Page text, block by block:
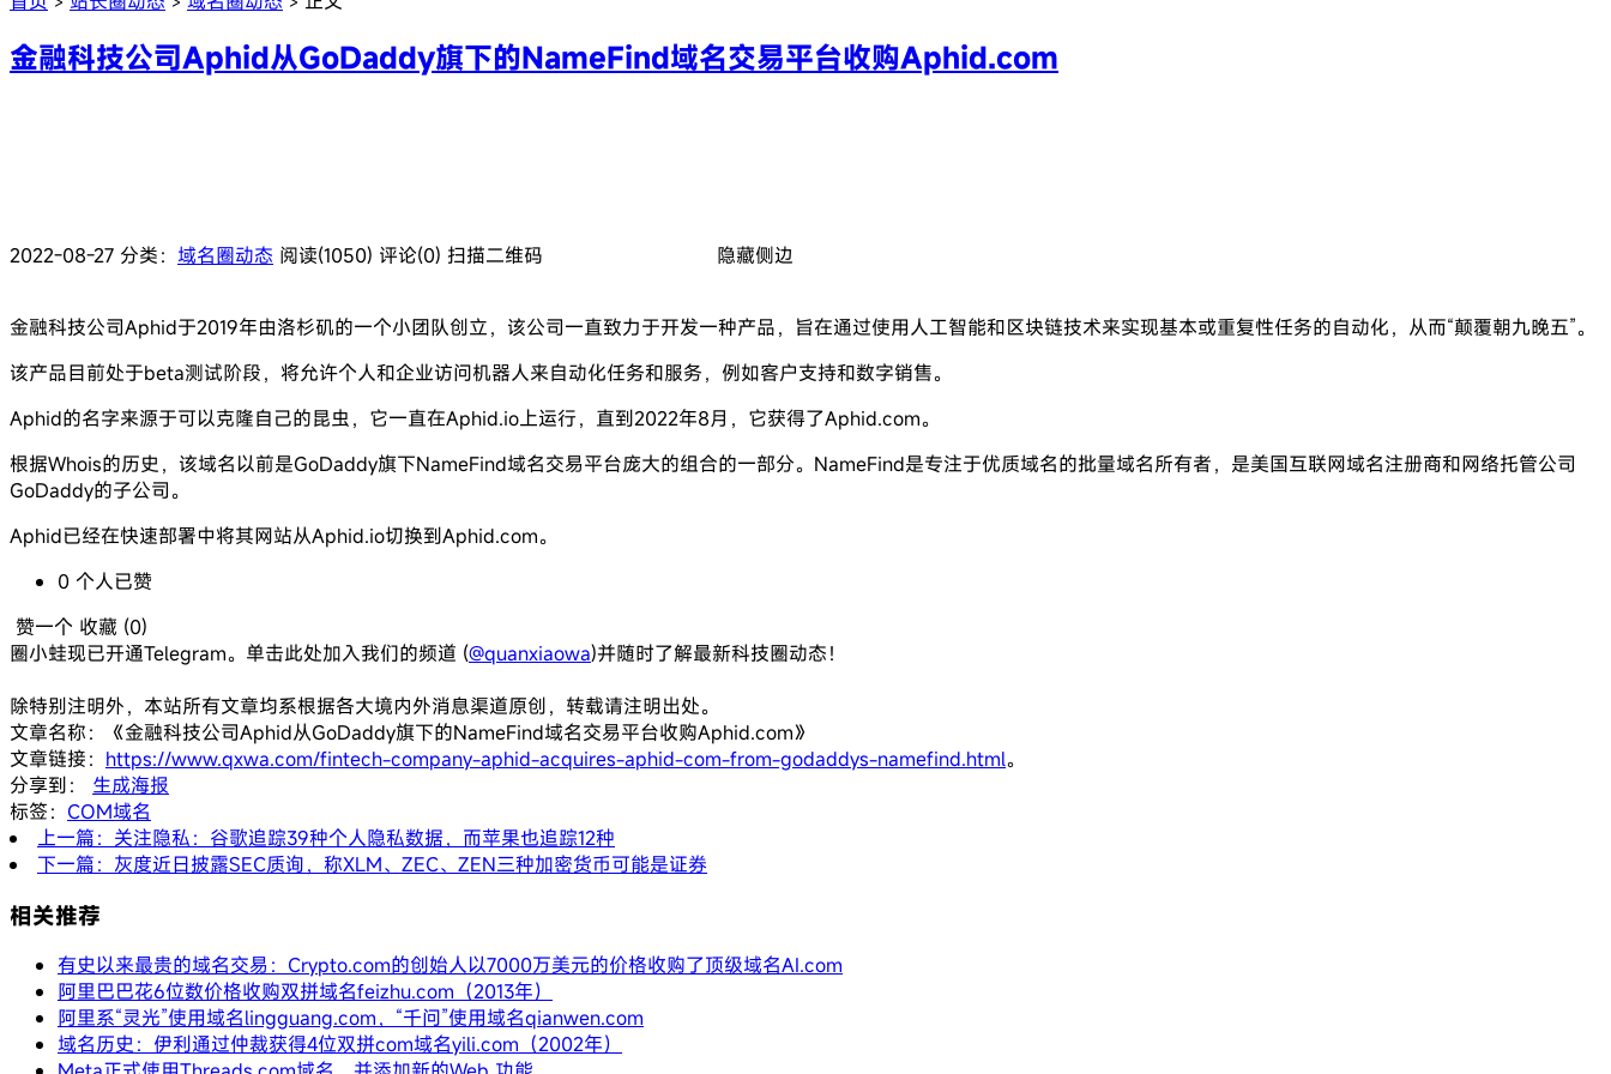
金融科技公司Aphid从GoDaddy旗下的NameFind域名交易平台收购Aphid.com
2022-08-27 分类： 域名圈动态 阅读(1050) 评论(0) 扫描二维码 隐藏侧边
金融科技公司Aphid于2019年由洛杉矶的一个小团队创立，该公司一直致力于开发一种产品，旨在通过使用人工智能和区块链技术来实现基本或重复性任务的自动化，从而“颠覆朝九晚五”。
该产品目前处于beta测试阶段，将允许个人和企业访问机器人来自动化任务和服务，例如客户支持和数字销售。
Aphid的名字来源于可以克隆自己的昆虫，它一直在Aphid.io上运行，直到2022年8月，它获得了Aphid.com。
根据Whois的历史，该域名以前是GoDaddy旗下NameFind域名交易平台庞大的组合的一部分。NameFind是专注于优质域名的批量域名所有者，是美国互联网域名注册商和网络托管公司
GoDaddy的子公司。
Aphid已经在快速部署中将其网站从Aphid.io切换到Aphid.com。
0 个人已赞
赞一个 收藏 (0)
圈小蛙现已开通Telegram。单击此处加入我们的频道 (@quanxiaowa)并随时了解最新科技圈动态！
除特别注明外，本站所有文章均系根据各大境内外消息渠道原创，转载请注明出处。
文章名称：《金融科技公司Aphid从GoDaddy旗下的NameFind域名交易平台收购Aphid.com》
文章链接： https://www.qxwa.com/fintech-company-aphid-acquires-aphid-com-from-godaddys-namefind.html。
分享到：
生成海报
标签： COM域名
上一篇：关注隐私：谷歌追踪39种个人隐私数据，而苹果也追踪12种
下一篇：灰度近日披露SEC质询，称XLM、ZEC、ZEN三种加密货币可能是证券
相关推荐
有史以来最贵的域名交易：Crypto.com的创始人以7000万美元的价格收购了顶级域名AI.com
阿里巴巴花6位数价格收购双拼域名feizhu.com（2013年）
阿里系“灵光”使用域名lingguang.com，“千问”使用域名qianwen.com
域名历史：伊利通过仲裁获得4位双拼com域名yili.com（2002年）